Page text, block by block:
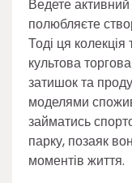
Ведете
полюбляєте
Тоді ця
культова
затишок та
моделями
займатись
парку, позаяк
моментів життя.